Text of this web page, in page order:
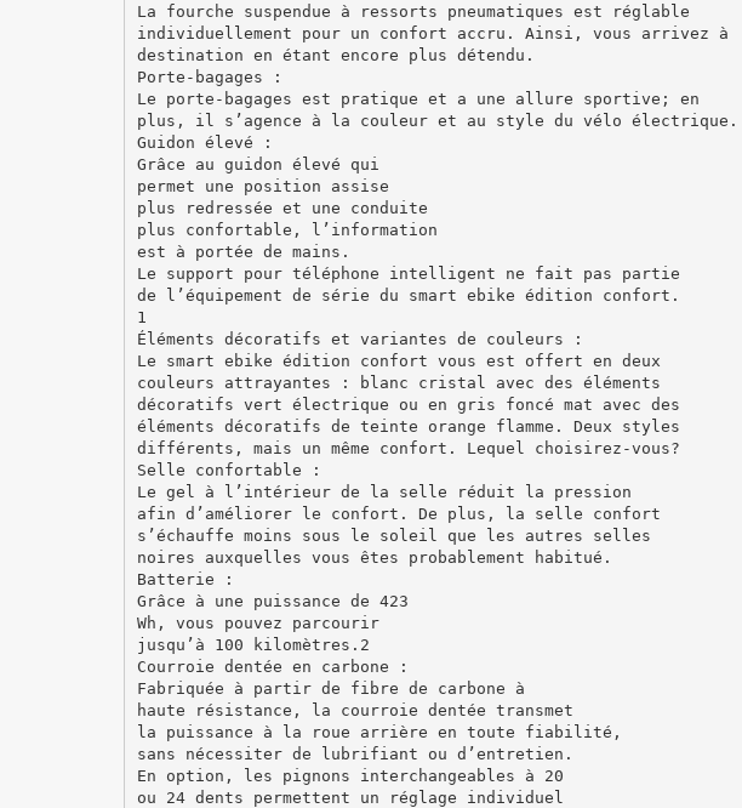
La fourche suspendue à ressorts pneumatiques est réglable
individuellement pour un confort accru. Ainsi, vous arrivez à
destination en étant encore plus détendu.
Porte-bagages :
Le porte-bagages est pratique et a une allure sportive; en
plus, il s’agence à la couleur et au style du vélo électrique.
Guidon élevé :
Grâce au guidon élevé qui
permet une position assise
plus redressée et une conduite
plus confortable, l’information
est à portée de mains.
Le support pour téléphone intelligent ne fait pas partie
de l’équipement de série du smart ebike édition confort.
1
Éléments décoratifs et variantes de couleurs :
Le smart ebike édition confort vous est offert en deux
couleurs attrayantes : blanc cristal avec des éléments
décoratifs vert électrique ou en gris foncé mat avec des
éléments décoratifs de teinte orange flamme. Deux styles
différents, mais un même confort. Lequel choisirez-vous?
Selle confortable :
Le gel à l’intérieur de la selle réduit la pression
afin d’améliorer le confort. De plus, la selle confort
s’échauffe moins sous le soleil que les autres selles
noires auxquelles vous êtes probablement habitué.
Batterie :
Grâce à une puissance de 423
Wh, vous pouvez parcourir
jusqu’à 100 kilomètres.2
Courroie dentée en carbone :
Fabriquée à partir de fibre de carbone à
haute résistance, la courroie dentée transmet
la puissance à la roue arrière en toute fiabilité,
sans nécessiter de lubrifiant ou d’entretien.
En option, les pignons interchangeables à 20
ou 24 dents permettent un réglage individuel